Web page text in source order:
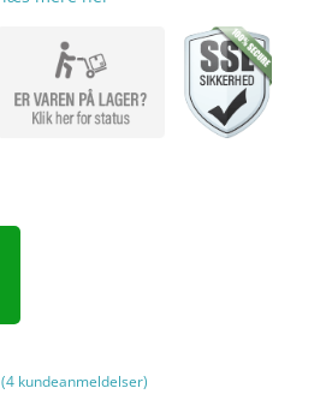
(4 kundeanmeldelser)